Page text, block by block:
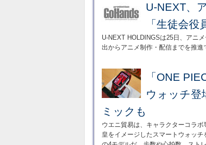
U-NEXT、
「生徒会
U-NEXT HOLDINGSは25日、アニ
出からアニメ制作・配信までを推進
「ONE
ウォッチ
ミックも
ウエニ貿易は、キャラクターコラ
皇をイメージしたスマートウォッ